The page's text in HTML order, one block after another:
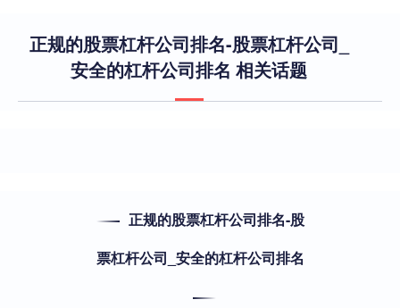
正规的股票杠杆公司排名-股票杠杆公司_
安全的杠杆公司排名 相关话题
正规的股票杠杆公司排名-股
票杠杆公司_安全的杠杆公司排名